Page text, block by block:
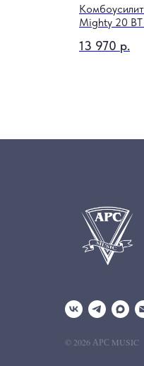
Mighty 20
13 970 р.
© 2026 АРС MUSIC